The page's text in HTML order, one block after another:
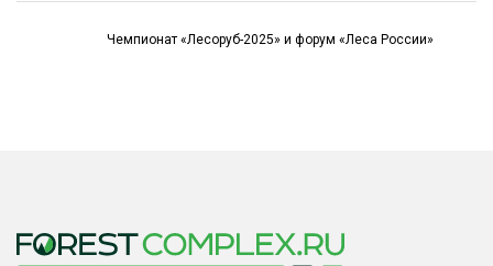
Чемпионат «Лесоруб-2025» и форум «Леса России»